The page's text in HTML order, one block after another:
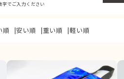
字でご入力ください
順 安い順 重い順 軽い順